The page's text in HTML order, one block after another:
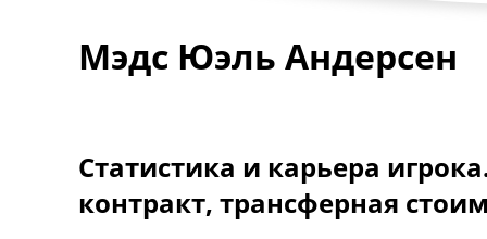
Турниры
Англия. Премьер Лига
Испания. Ла Лига
Другие Турниры >>>
Мэдс Юэль Андерсен
Статистика и карьера
контракт, трансферная